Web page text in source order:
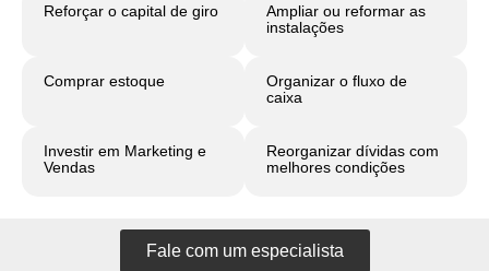
Reforçar o capital de giro
Ampliar ou reformar as
instalações
Comprar estoque
Organizar o fluxo de
caixa
Investir em Marketing e
Vendas
Reorganizar dívidas com
melhores condições
Fale com um especialista